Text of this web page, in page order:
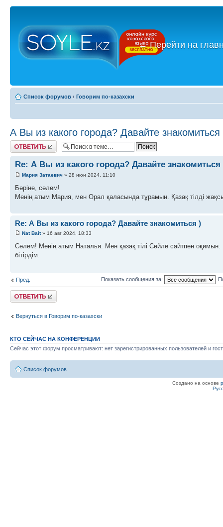
←Перейти на
Список форумов ‹ Говорим по-казахски
А Вы из какого города? Давайте знакомиться
Ответить
Re: А Вы из какого города? Давайте знакомиться
Мария Затаевич » 28 июн 2024, 11:10
Бәріне, сәлем!
Менің атым Мария, мен Орал қаласында тұрамын. Қазақ тілді
Re: А Вы из какого города? Давайте знакомиться )
Nat Bait» 16 авг 2024, 18:33
Сәлем! Менің атым Наталья. Мен қазақ тілі Сөйле сайтпен
бітірдім.
Пред. Показать сообщения за:
Ответить
Вернуться в Говорим по-казахски
КТО СЕЙЧАС НА КОНФЕРЕНЦИИ
Сейчас этот форум просматривают: нет зарегистрированных пользователей и
Список форумов
Создано на основе